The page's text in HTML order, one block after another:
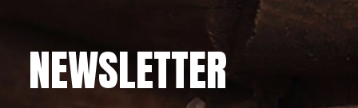
NEWSLETTER